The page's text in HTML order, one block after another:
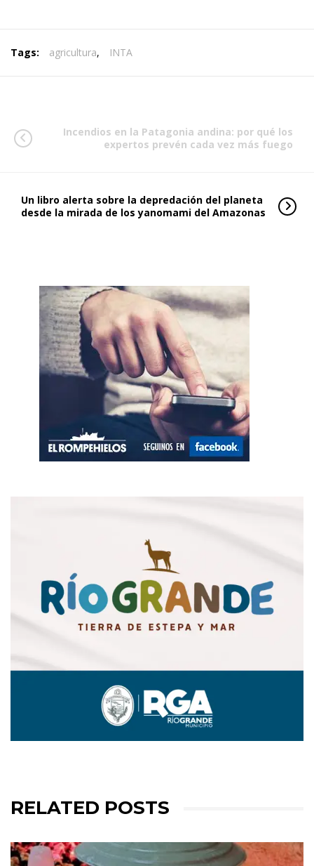
Tags: agricultura, INTA
Incendios en la Patagonia andina: por qué los
expertos prevén cada vez más fuego
Un libro alerta sobre la depredación del planeta
desde la mirada de los yanomami del Amazonas
RELATED POSTS